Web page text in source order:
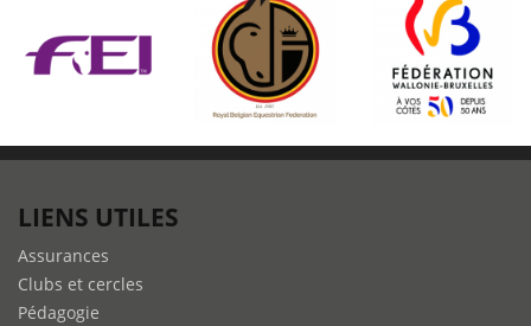
Jr
5ème
de
Baule
LIENS UTILES
Assurances
Clubs et cercles
Pédagogie